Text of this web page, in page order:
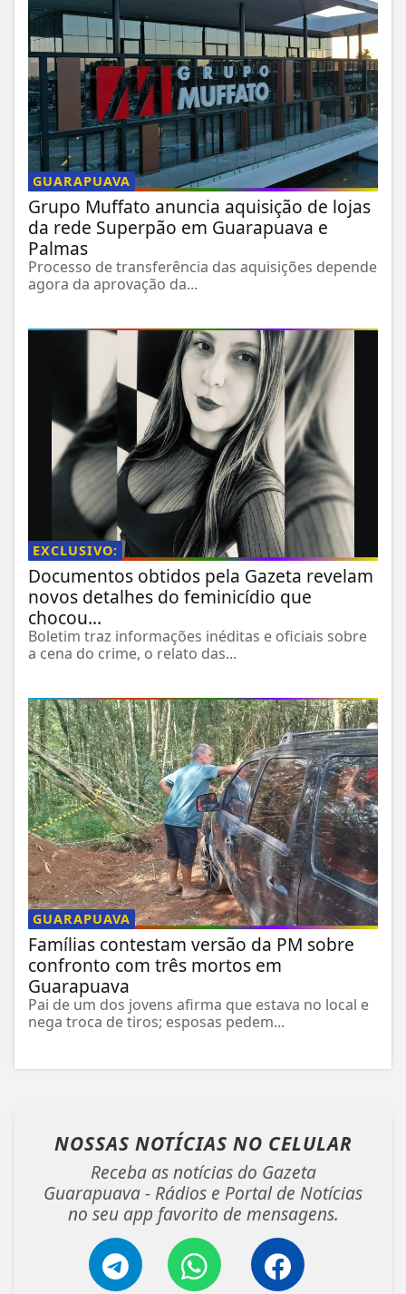
GUARAPUAVA
Grupo Muffato anuncia aquisição de lojas
da rede Superpão em Guarapuava e
Palmas
Processo de transferência das aquisições depende
agora da aprovação da...
EXCLUSIVO:
Documentos obtidos pela Gazeta revelam
novos detalhes do feminicídio que
chocou...
Boletim traz informações inéditas e oficiais sobre
a cena do crime, o relato das...
GUARAPUAVA
Famílias contestam versão da PM sobre
confronto com três mortos em
Guarapuava
Pai de um dos jovens afirma que estava no local e
nega troca de tiros; esposas pedem...
NOSSAS NOTÍCIAS NO CELULAR
Receba as notícias do Gazeta
Guarapuava - Rádios e Portal de Notícias
no seu app favorito de mensagens.